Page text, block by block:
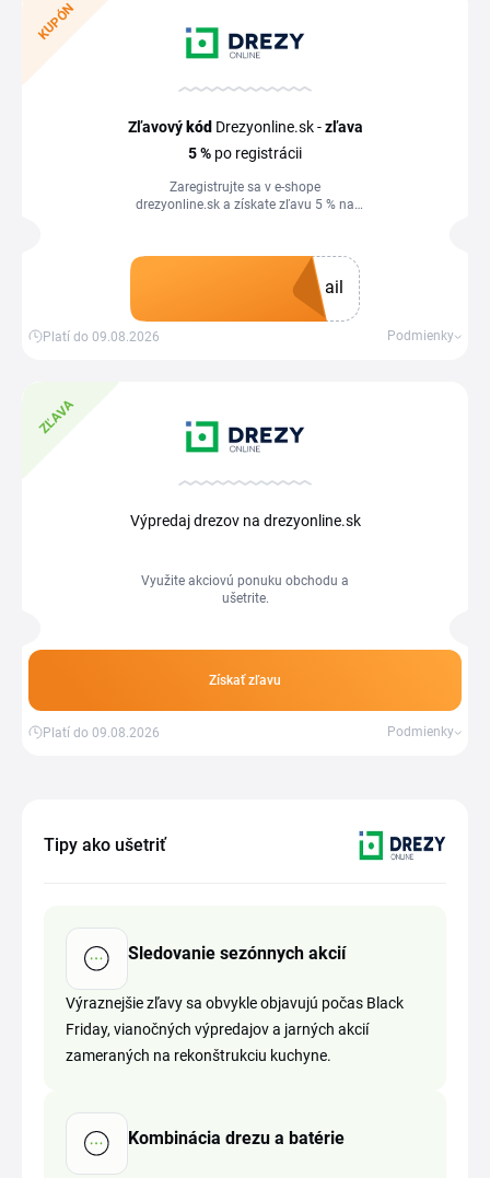
KUPÓN
Zľavový kód Drezyonline.sk -zľava
5 % po registrácii
Zaregistrujte sa v e-shope
drezyonline.sk a získate zľavu 5 % na
ail
Platí do 09.08.2026 Podmienky
ZĽAVA
Výpredaj drezov na drezyonline.sk
Využite akciovú ponuku obchodu a
ušetrite.
Získať zľavu
Platí do 09.08.2026 Podmienky
Tipy ako ušetriť
Sledovanie sezónnych akcií
Výraznejšie zľavy sa obvykle objavujú počas Black
Friday, vianočných výpredajov a jarných akcií
zameraných na rekonštrukciu kuchyne.
Kombinácia drezu a batérie